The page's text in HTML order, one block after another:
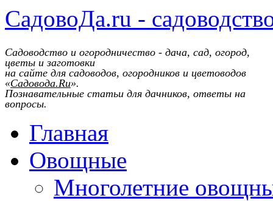
СадовоДа.ru -
Садоводство и огородничество - дача, сад, огород,
цветы и заготовки
на сайте для садоводов, огородников и цветоводов
«Садовода.Ru».
Познавательные статьи для дачников, ответы на
вопросы.
Главная
Овощные
Многолетние